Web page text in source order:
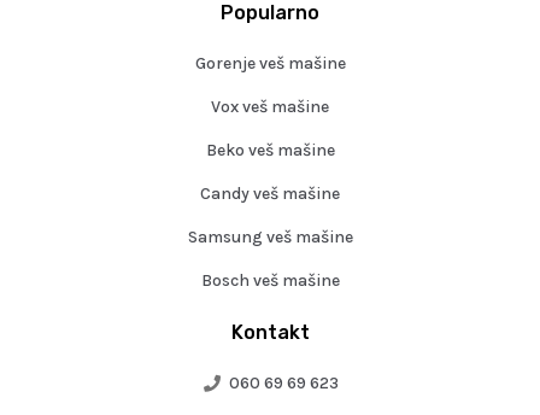
Kontakt
060 69 69 623
Popularno
Gorenje veš mašine
Vox veš mašine
Beko veš mašine
Candy veš mašine
Samsung veš mašine
Bosch veš mašine